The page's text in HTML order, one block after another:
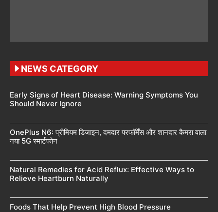
NEWS CATEGORY
Early Signs of Heart Disease: Warning Symptoms You
Should Never Ignore
OnePlus N6: प्रीमियम डिजाइन, दमदार परफॉर्मेंस और शानदार कैमरा वाला
नया 5G स्मार्टफोन
Natural Remedies for Acid Reflux: Effective Ways to
Relieve Heartburn Naturally
Foods That Help Prevent High Blood Pressure